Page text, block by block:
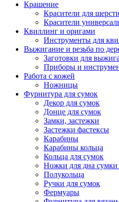
Крашение
Красители для
Красители
Квиллинг и оригами
Инструменты для
Выжигание и резьба по
Заготовки для
Приборы и
Работа с кожей
Ножницы
Фурнитура для сумок
Декор для сумок
Донце для сумок
Замки, застежки
Застежки фастексы
Карабины
Карабины кольца
Кольца для сумок
Ножки для дна
Полукольца
Ручки для сумок
Фермуары